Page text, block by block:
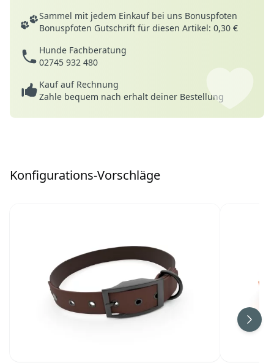
Deine Vorteile
Sammel mit jedem Einkauf bei uns Bonuspfoten
Bonuspfoten Gutschrift für diesen Artikel: 0,30 €
Hunde Fachberatung
02745 932 480
Kauf auf Rechnung
Zahle bequem nach erhalt deiner Bestellung
Konfigurations-Vorschläge